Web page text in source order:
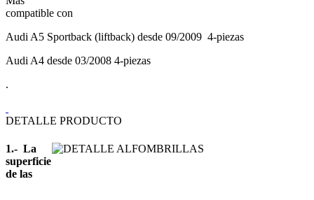
compatible con
Audi A5 Sportback (liftback) desde 09/2009 4-piezas
Audi A4 desde 03/2008 4-piezas
.
DETALLE PRODUCTO
1.- La
superficie
de las